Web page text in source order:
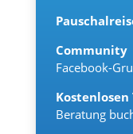
Community
Facebook-
Beratung